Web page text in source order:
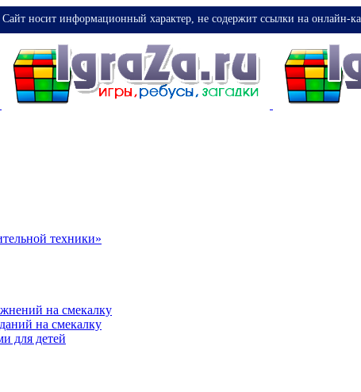
носит информационный характер, не содержит ссылки на онлайн-
техники»
на смекалку
на смекалку
для детей